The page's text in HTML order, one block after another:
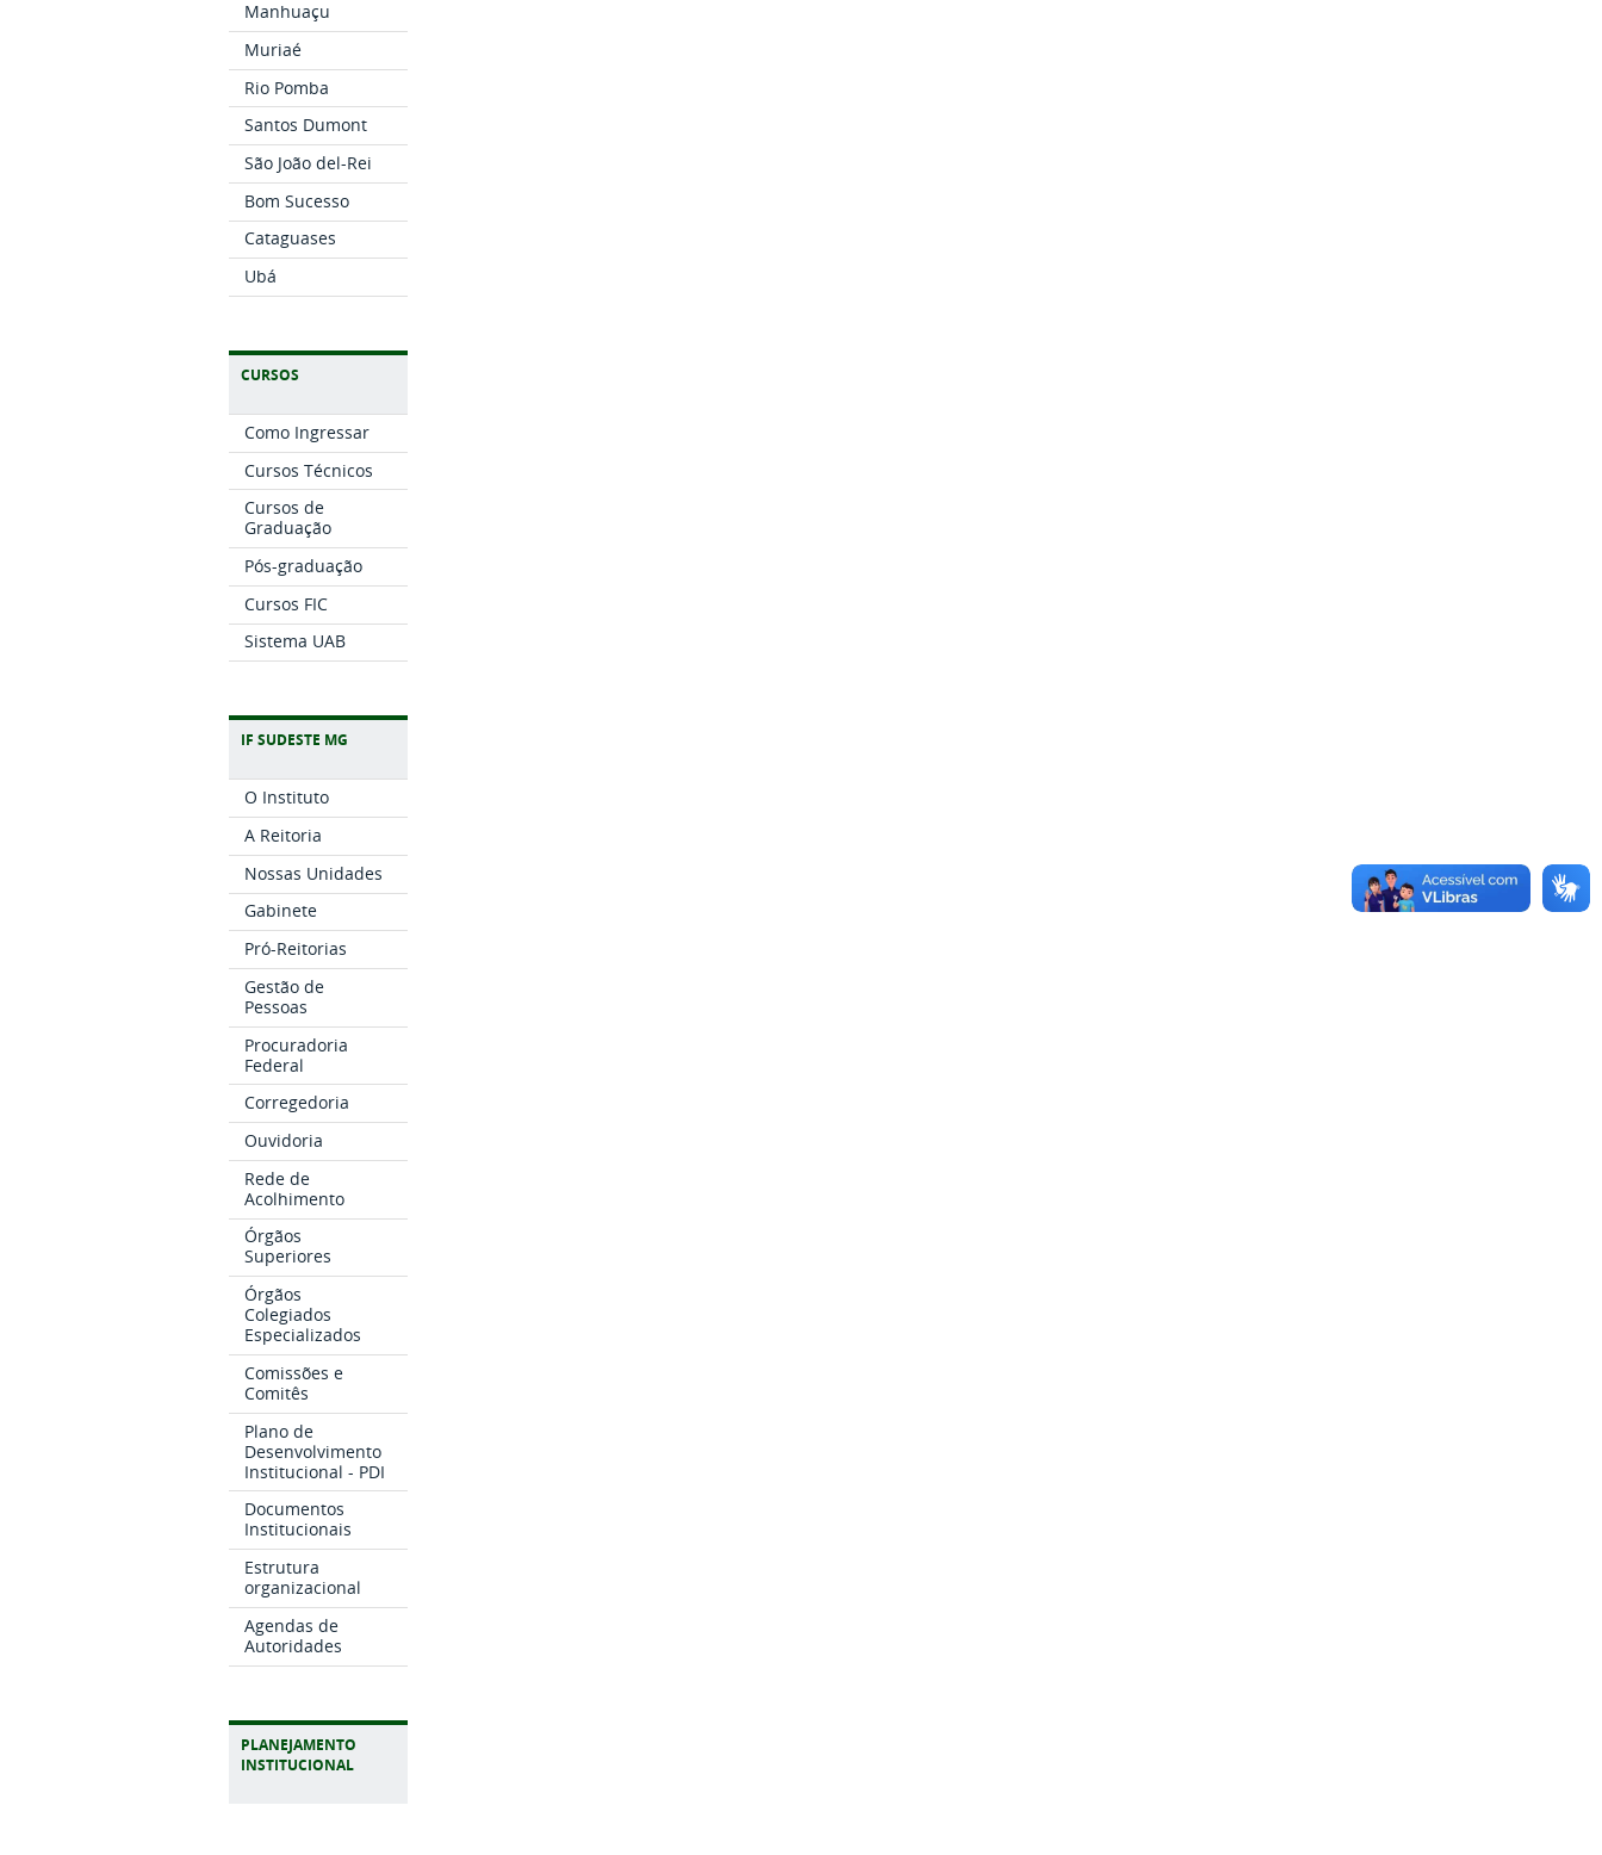
Manhuaçu
Muriaé
Rio Pomba
Santos Dumont
São João del-Rei
Bom Sucesso
Cataguases
Ubá
CURSOS
Como Ingressar
Cursos Técnicos
Cursos de
Graduação
Pós-graduação
Cursos FIC
Sistema UAB
IF SUDESTE MG
O Instituto
A Reitoria
Nossas Unidades
Gabinete
Pró-Reitorias
Gestão de
Pessoas
Procuradoria
Federal
Corregedoria
Ouvidoria
Rede de
Acolhimento
Órgãos
Superiores
Órgãos
Colegiados
Especializados
Comissões e
Comitês
Plano de
Desenvolvimento
Institucional - PDI
Documentos
Institucionais
Estrutura
organizacional
Agendas de
Autoridades
PLANEJAMENTO
INSTITUCIONAL